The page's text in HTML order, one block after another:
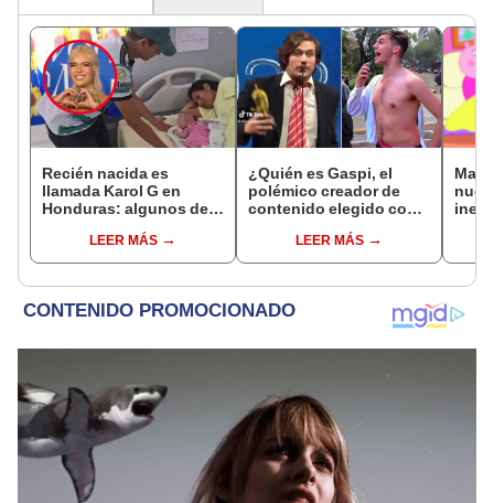
Recién nacida es
llamada Karol G en
Honduras: algunos de
Messi, Mbappé, Drogba
y Aldo Ballotelli
LEER MÁS
¿Quién es Gaspi, el
polémico creador de
contenido elegido como
LEER MÁS